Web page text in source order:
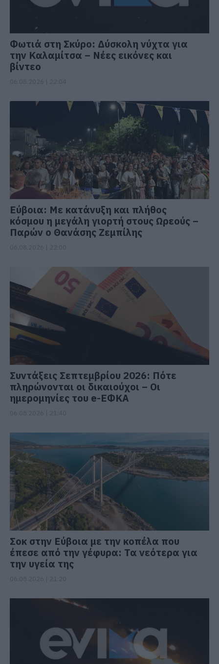
Φωτιά στη Σκύρο: Δύσκολη νύχτα για
την Καλαμίτσα – Νέες εικόνες και
βίντεο
Εύβοια: Με κατάνυξη και πλήθος
κόσμου η μεγάλη γιορτή στους Ωρεούς –
Παρών ο Θανάσης Ζεμπίλης
Συντάξεις Σεπτεμβρίου 2026: Πότε
πληρώνονται οι δικαιούχοι – Οι
ημερομηνίες του e-ΕΦΚΑ
Σοκ στην Εύβοια με την κοπέλα που
έπεσε από την γέφυρα: Τα νεότερα για
την υγεία της